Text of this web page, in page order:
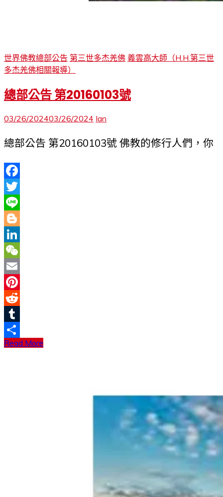
世界佛教總部公告 第三世多杰羌佛 義雲高大師（H.H.第三世
多杰羌佛相關報導）
總部公告 第20160103號
03/26/202403/26/2024 Ian
總部公告 第20160103號 佛教的修行人們，你
Facebook
Twitter
Line
Blogger
LinkedIn
WeChat
Email
Pinterest
Reddit
Tumblr
分
Read More